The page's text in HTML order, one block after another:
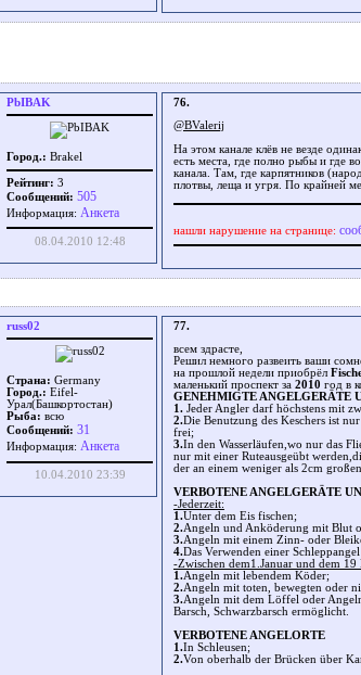
PbIBAK
Город.: Brakel
Рейтинг: 3
Сообщений: 505
Информация: Aнкета
08.04.2010 12:48
76.
@BValerij
На этом канале клёв не везде
есть места, где полно рыбы и где
канала. Там, где карпятников
плотвы, леща и угря. По крайней
нашли нарушение на странице:
russ02
Страна: Germany
Город.: Eifel-
Урал(Башкортостан)
Рыба: всю
Сообщений: 31
Информация: Aнкета
10.04.2010 23:39
77.
всем здрасте,
Решил немного развеить ваши
на прошлой недели приобрёл
маленький проспект за 2010 год в
GENEHMIGTE ANGELGERÄTE
1. Jeder Angler darf höchstens mit
2.Die Benutzung des Keschers ist
frei;
3.In den Wasserläufen,wo nur das
nur mit einer Ruteausgeübt
der an einem weniger als 2cm
VERBOTENE ANGELGERÄTE
-Jederzeit:
1.Unter dem Eis fischen;
2.Angeln und Anköderung mit Blut
3.Angeln mit einem Zinn- oder
4.Das Verwenden einer
-Zwischen dem1.Januar und dem 19
1.Angeln mit lebendem Köder;
2.Angeln mit toten, bewegten oder
3.Angeln mit dem Löffel oder
Barsch, Schwarzbarsch ermöglicht.
VERBOTENE ANGELORTE
1.In Schleusen;
2.Von oberhalb der Brücken über